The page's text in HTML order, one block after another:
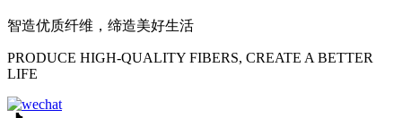
智造优质纤维，缔造美好生活
PRODUCE HIGH-QUALITY FIBERS, CREATE A BETTER
LIFE